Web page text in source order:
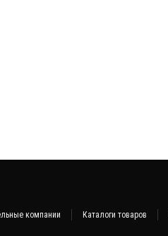
компании Каталоги товаров